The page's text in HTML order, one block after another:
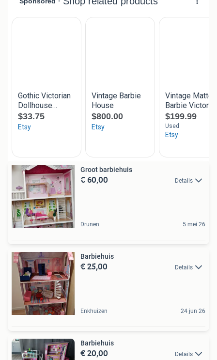
Groot barbiehuis
€ 60,00 Details
Drunen 5 mei 26
Barbiehuis
€ 25,00 Details
Enkhuizen 24 jun 26
Barbiehuis
€ 20,00 Details